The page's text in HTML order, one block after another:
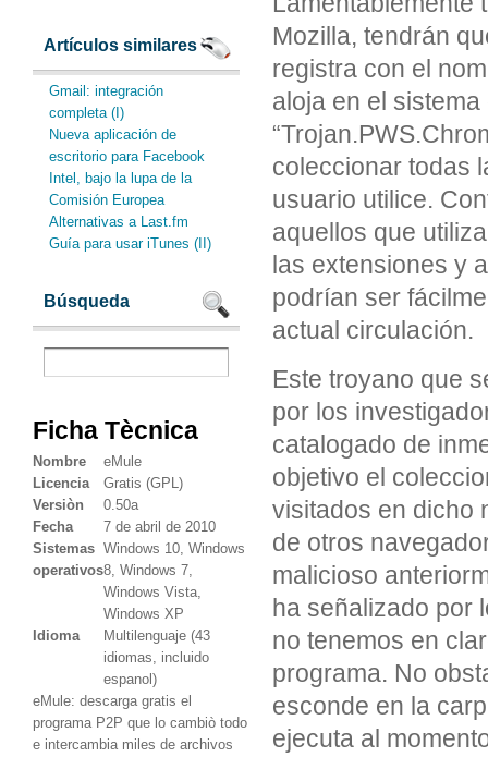
Artículos similares
Gmail: integración
completa (I)
Nueva aplicación de
escritorio para Facebook
Intel, bajo la lupa de la
Comisión Europea
Alternativas a Last.fm
Guía para usar iTunes (II)
Búsqueda
Ficha Tècnica
Nombre
eMule
Licencia
Gratis (GPL)
Versiòn
0.50a
Fecha
7 de abril de 2010
Sistemas
operativos
Windows 10, Windows
8, Windows 7,
Windows Vista,
Windows XP
Idioma
Multilenguaje (43
idiomas, incluido
espanol)
eMule: descarga gratis el
programa P2P que lo cambiò todo
e intercambia miles de archivos
Mozilla, tendrán
registra con el
aloja en el
coleccionar todas
usuario utilice.
aquellos que
las extensiones y
podrían ser
actual circulación.
Este troyano que
por los
catalogado de
objetivo el
visitados en dicho
de otros
malicioso
ha señalizado por
no tenemos en
programa. No
esconde en la
ejecuta al